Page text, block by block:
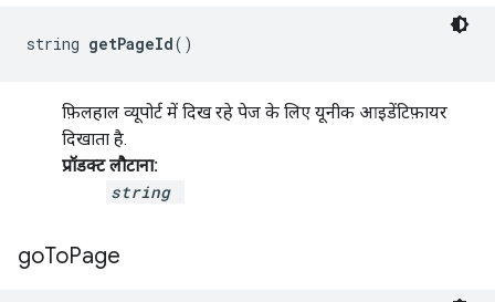
string getPageId()
फ़िलहाल व्यूपोर्ट में दिख रहे पेज के लिए यूनीक आइडेंटिफ़ायर
दिखाता है.
प्रॉडक्ट लौटाना:
string
goToPage